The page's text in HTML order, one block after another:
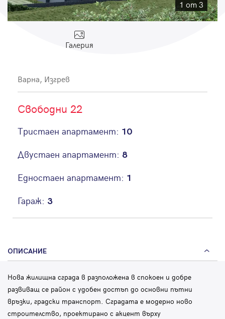
1 от 3
Галерия
Варна, Изгрев
Свободни 22
Тристаен апартамент: 10
Двустаен апартамент: 8
Едностаен апартамент: 1
Гараж: 3
ОПИСАНИЕ
Нова жилищна сграда в разположена в спокоен и добре
развиващ се район с удобен достъп до основни пътни
връзки, градски транспорт. Сградата е модерно ново
строителство, проектирано с акцент върху
Парола